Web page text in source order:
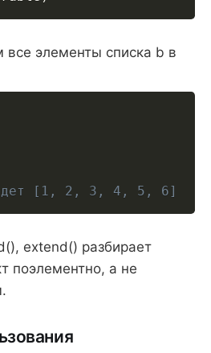
элементы списка b в
[1, 2, 3, 4, 5, 6]
extend() разбирает
поэлементно, а не